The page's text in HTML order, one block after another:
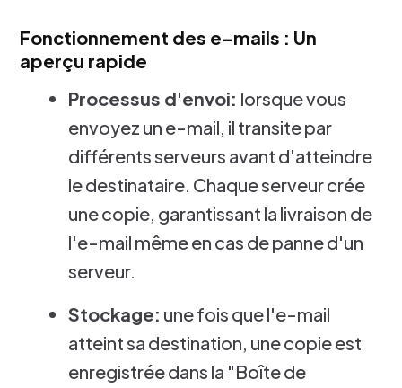
Fonctionnement des e-mails : Un
aperçu rapide
Processus d'envoi: lorsque vous
envoyez un e-mail, il transite par
différents serveurs avant d'atteindre
le destinataire. Chaque serveur crée
une copie, garantissant la livraison de
l'e-mail même en cas de panne d'un
serveur.
Stockage: une fois que l'e-mail
atteint sa destination, une copie est
enregistrée dans la "Boîte de